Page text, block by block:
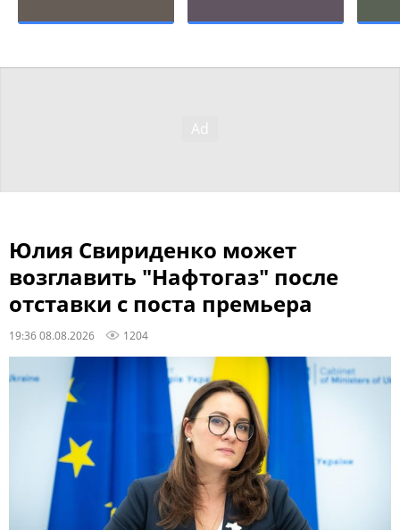
Юлия Свириденко может
возглавить "Нафтогаз" после
отставки с поста премьера
19:36 08.08.2026 1204